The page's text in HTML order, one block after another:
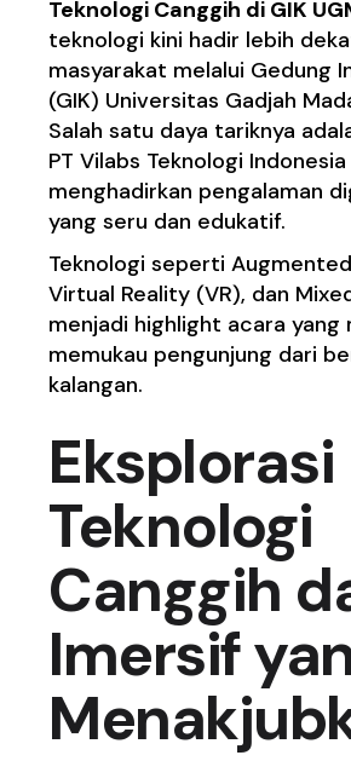
Teknologi Canggih di GIK
teknologi kini hadir lebih
masyarakat melalui Gedung
(GIK) Universitas Gadjah
Salah satu daya tariknya
PT Vilabs Teknologi
menghadirkan pengalaman
yang seru dan edukatif.
Teknologi seperti
Virtual Reality (VR), dan
menjadi highlight acara yang
memukau pengunjung dari
kalangan.
Eksplorasi
Teknologi
Canggih
Imersif